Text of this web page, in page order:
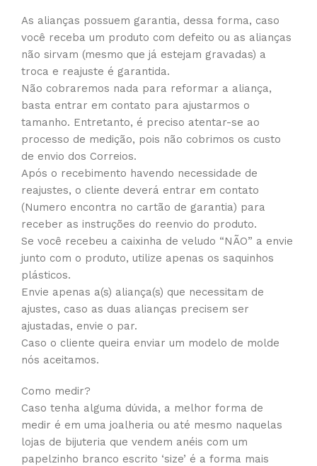
As alianças possuem garantia, dessa forma, caso
você receba um produto com defeito ou as alianças
não sirvam (mesmo que já estejam gravadas) a
troca e reajuste é garantida.
Não cobraremos nada para reformar a aliança,
basta entrar em contato para ajustarmos o
tamanho. Entretanto, é preciso atentar-se ao
processo de medição, pois não cobrimos os custo
de envio dos Correios.
Após o recebimento havendo necessidade de
reajustes, o cliente deverá entrar em contato
(Numero encontra no cartão de garantia) para
receber as instruções do reenvio do produto.
Se você recebeu a caixinha de veludo “NÃO” a envie
junto com o produto, utilize apenas os saquinhos
plásticos.
Envie apenas a(s) aliança(s) que necessitam de
ajustes, caso as duas alianças precisem ser
ajustadas, envie o par.
Caso o cliente queira enviar um modelo de molde
nós aceitamos.
Como medir?
Caso tenha alguma dúvida, a melhor forma de
medir é em uma joalheria ou até mesmo naquelas
lojas de bijuteria que vendem anéis com um
papelzinho branco escrito ‘size’ é a forma mais